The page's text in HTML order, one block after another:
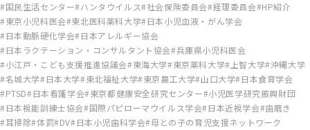
国民生活センター ハンタウイルス 社会保険委員会 経理委員会 HP紹介
東京小児科医会 東北医科薬科大学 日本小児血液・がん学会
日本動脈硬化学会 日本アレルギー協会
日本ラクテーション・コンサルタント協会 兵庫県小児科医会
小江戸・こども支援推進協議会 東海大学 東京薬科大学 上智大学 沖縄大学
名城大学 日本大学 東北福祉大学 東京農工大学 山口大学 日本食育学会
PTSD 日本看護学会 東京都健康安全研究センター 小児医学研究振興財団
日本視能訓練士協会 国際パピローマウイルス学会 日本近視学会 歯磨き
耳掃除 体罰 DV 日本小児歯科学会 母との子の育児支援ネットワーク